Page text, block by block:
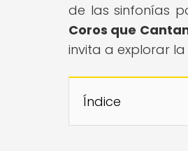
de las sinfonías
Coros que
invita a explorar
Índice